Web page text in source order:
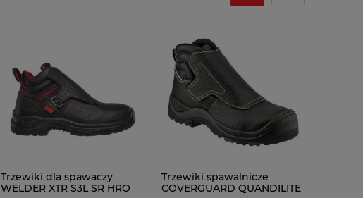
Trzewiki dla spawaczy
WELDER XTR S3L SR HRO
Trzewiki spawalnicze
COVERGUARD QUANDILITE